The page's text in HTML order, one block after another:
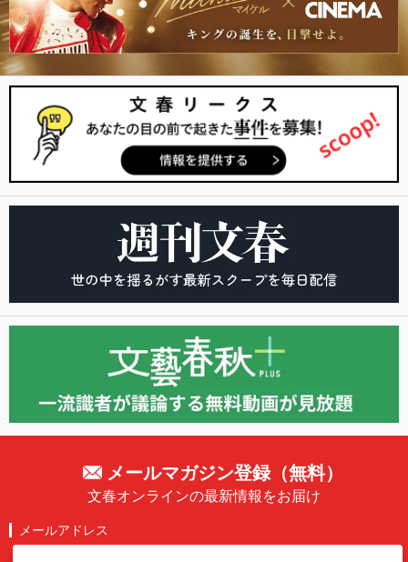
メールマガジン登録（無料）
文春オンラインの最新情報をお届け
メールアドレス